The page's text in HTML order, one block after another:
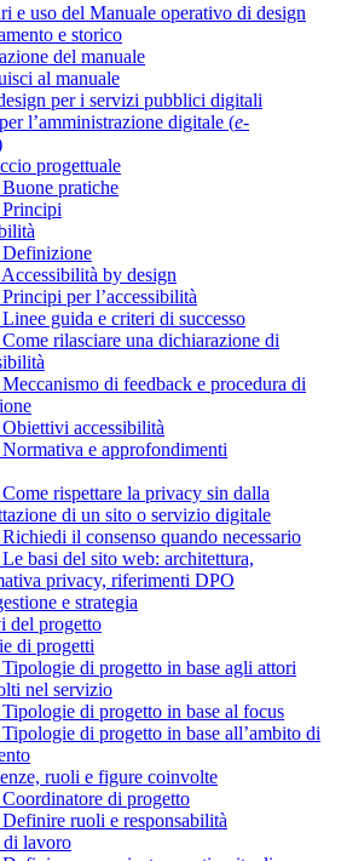
e uso del Manuale operativo di design
e storico
del manuale
al manuale
per i servizi pubblici digitali
l’amministrazione digitale (e-
progettuale
pratiche
Definizione
by design
per l’accessibilità
guida e criteri di successo
rilasciare una dichiarazione di
di feedback e procedura di
accessibilità
e approfondimenti
rispettare la privacy sin dalla
di un sito o servizio digitale
il consenso quando necessario
basi del sito web: architettura,
privacy, riferimenti DPO
e strategia
del progetto
di progetti
di progetto in base agli attori
nel servizio
di progetto in base al focus
di progetto in base all’ambito di
ruoli e figure coinvolte
di progetto
ruoli e responsabilità
lavoro